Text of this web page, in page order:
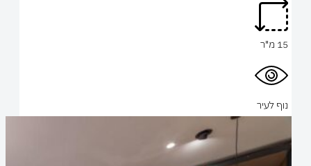
15 מ"ר
נוף לעיר